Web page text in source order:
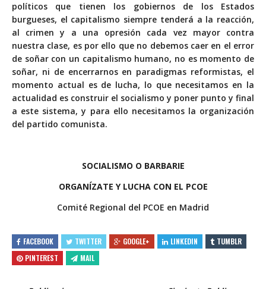
políticos que tienen los gobiernos de los Estados
burgueses, el capitalismo siempre tenderá a la reacción,
al crimen y a una opresión cada vez mayor contra
nuestra clase, es por ello que no debemos caer en el error
de soñar con un capitalismo humano, no es momento de
soñar, ni de encerrarnos en paradigmas reformistas, el
momento actual es de lucha, lo que necesitamos en la
actualidad es construir el socialismo y poner punto y final
a este sistema, y para ello necesitamos la organización
del partido comunista.
SOCIALISMO O BARBARIE
ORGANÍZATE Y LUCHA CON EL PCOE
Comité Regional del PCOE en Madrid
FACEBOOK TWITTER GOOGLE+ LINKEDIN
TUMBLR
PINTEREST
MAIL